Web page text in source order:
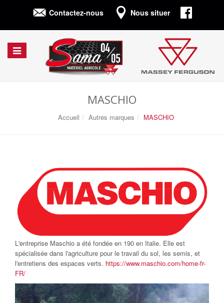
Contactez-nous Nous situer
Afficher/cacher
la
MASCHIO
Accueil Autres marques MASCHIO
L'entreprise Maschio a été fondée en 190 en Italie. Elle est
spécialisée dans l'agriculture pour le travail du sol, les semis, et
l'entretiens des espaces verts. https://www.maschio.com/home-fr-
FR/